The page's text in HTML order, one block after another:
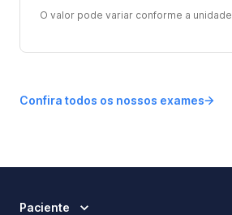
O valor pode variar conforme a unidade
Confira todos os nossos exames
Paciente